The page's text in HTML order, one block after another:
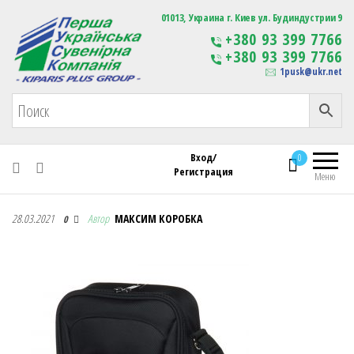
Первая Украинская Сувенирная Компания Изготовление
сувенирной продукции
с логотипом
01013, Украина г. Киев ул. Будиндустрии 9
+380 93 399 7766
+380 93 399 7766
1pusk@ukr.net
Меню
0
Вход/
Регистрация
Первая Украинская Сувенирная Компания
28.03.2021 0 Автор МАКСИМ КОРОБКА